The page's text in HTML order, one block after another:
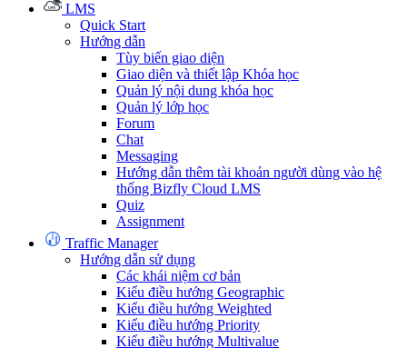
LMS
Quick Start
Hướng dẫn
Tùy biến giao diện
Giao diện và thiết lập Khóa học
Quản lý nội dung khóa học
Quản lý lớp học
Forum
Chat
Messaging
Hướng dẫn thêm tài khoản người dùng vào hệ
thống Bizfly Cloud LMS
Quiz
Assignment
Traffic Manager
Hướng dẫn sử dụng
Các khái niệm cơ bản
Kiểu điều hướng Geographic
Kiểu điều hướng Weighted
Kiểu điều hướng Priority
Kiểu điều hướng Multivalue